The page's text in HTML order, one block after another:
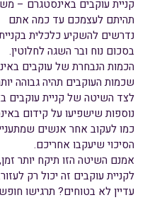
קניית עוקבים באינסטגרם –
תהיתם לעצמכם עד כמה אתם
נדרשים להשקיע כלכלית
בסכום נוח ובר השגה לחלוטין.
הכמות הנבחרת של עוקבים
שכמות העוקבים תהיה גבוהה
לצד השיטה של קניית עוקבים
נוספות שישפיעו על קידום
כמו לעקוב אחר אנשים
הסיכוי שיעקבו אחריכם.
אמנם השיטה הזו תיקח יותר
לקניית עוקבים זה יכול רק
עדיין לא בטוחים? תרגישו